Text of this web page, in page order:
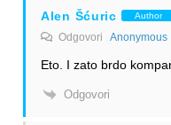
Alen Šćuric Author
Odgovori Anonymous
Eto. I zato brdo
Odgovori